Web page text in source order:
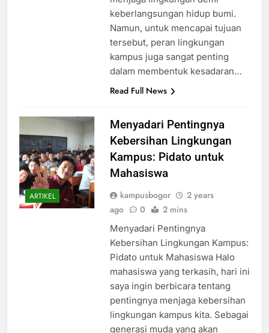
menjaga lingkungan demi
keberlangsungan hidup bumi.
Namun, untuk mencapai tujuan
tersebut, peran lingkungan
kampus juga sangat penting
ARTIKEL
Menyadari Pentingnya
Kebersihan Lingkungan
Kampus: Pidato untuk
kampusbogor
Menyadari Pentingnya
Kebersihan Lingkungan Kampus:
Pidato untuk Mahasiswa Halo
mahasiswa yang terkasih, hari ini
saya ingin berbicara tentang
pentingnya menjaga kebersihan
lingkungan kampus kita. Sebagai